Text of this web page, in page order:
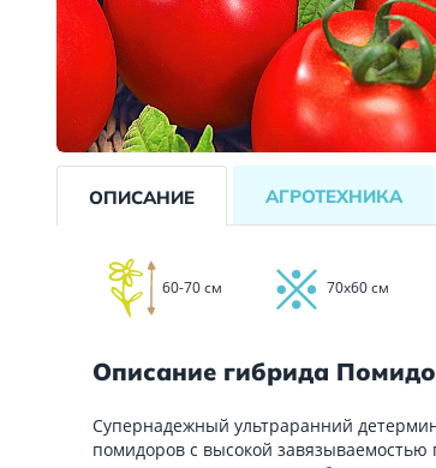
ОПИСАНИЕ АГРОТЕХНИКА
60-70 см 70х60 см
Описание гибрида
Супернадежный ультраранний
помидоров с высокой